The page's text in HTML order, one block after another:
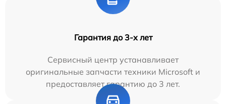
Гарантия до 3-х лет
Сервисный центр устанавливает
оригинальные запчасти техники Microsoft и
предоставляет гарантию до 3 лет.